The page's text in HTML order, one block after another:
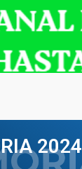
2024